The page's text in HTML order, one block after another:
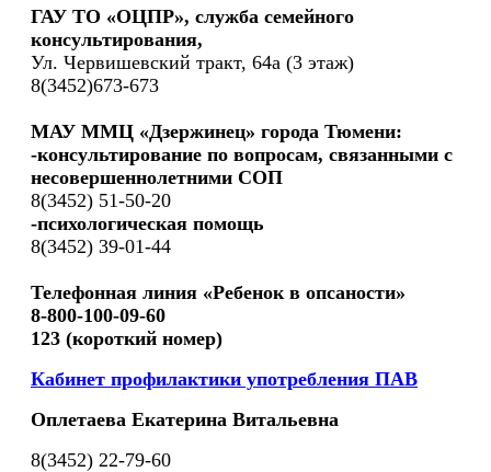
ГАУ ТО «ОЦПР», служба семейного
консультирования,
Ул. Червишевский тракт, 64а (3 этаж)
8(3452)673-673
МАУ ММЦ «Дзержинец» города Тюмени:
-консультирование по вопросам, связанными с
несовершеннолетними СОП
8(3452) 51-50-20
-психологическая помощь
8(3452) 39-01-44
Телефонная линия «Ребенок в опсаности»
8-800-100-09-60
123 (короткий номер)
Кабинет профилактики употребления ПАВ
Оплетаева Екатерина Витальевна
8(3452) 22-79-60